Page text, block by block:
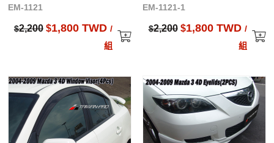
EM-1121
$2,200 $1,800 TWD /
組
EM-1121-1
$2,200 $1,800 TWD /
組